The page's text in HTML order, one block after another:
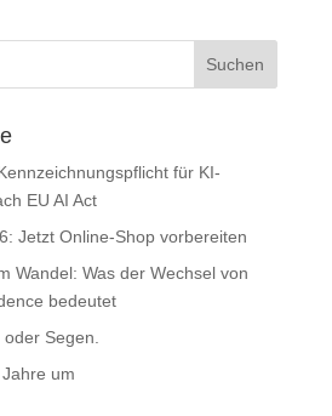
für KI-
EU AI Act
Jetzt Online-Shop vorbereiten
Wandel: Was der Wechsel von
bedeutet
Segen.
um